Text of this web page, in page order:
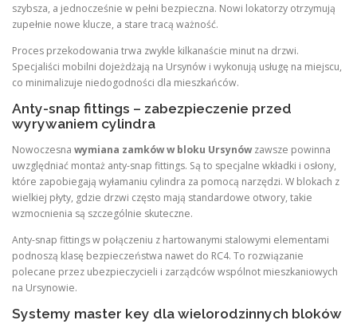
szybsza, a jednocześnie w pełni bezpieczna. Nowi lokatorzy otrzymują
zupełnie nowe klucze, a stare tracą ważność.
Proces przekodowania trwa zwykle kilkanaście minut na drzwi.
Specjaliści mobilni dojeżdżają na Ursynów i wykonują usługę na miejscu,
co minimalizuje niedogodności dla mieszkańców.
Anty-snap fittings – zabezpieczenie przed
wyrywaniem cylindra
Nowoczesna wymiana zamków w bloku Ursynówzawsze powinna
uwzględniać montaż anty-snap fittings. Są to specjalne wkładki i osłony,
które zapobiegają wyłamaniu cylindra za pomocą narzędzi. W blokach z
wielkiej płyty, gdzie drzwi często mają standardowe otwory, takie
wzmocnienia są szczególnie skuteczne.
Anty-snap fittings w połączeniu z hartowanymi stalowymi elementami
podnoszą klasę bezpieczeństwa nawet do RC4. To rozwiązanie
polecane przez ubezpieczycieli i zarządców wspólnot mieszkaniowych
na Ursynowie.
Systemy master key dla wielorodzinnych bloków